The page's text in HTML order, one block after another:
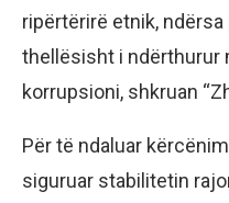
ripërtërirë etnik,
thellësisht i ndërthurur
korrupsioni, shkruan
Për të ndaluar
siguruar stabilitetin